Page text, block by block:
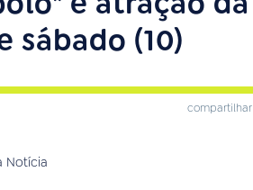
sábado (10)